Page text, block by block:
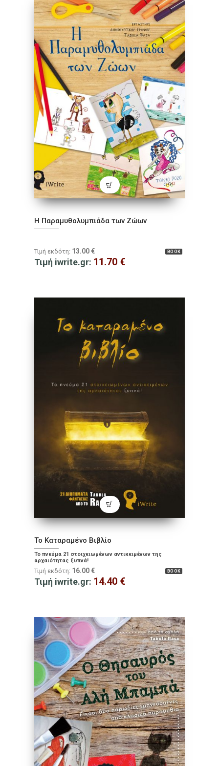
Η Παραμυθολυμπιάδα των Ζώων
BOOK
Τιμή εκδότη: 13.00 €
Τιμή iwrite.gr: 11.70 €
Το Καταραμένο Βιβλίο
Το πνεύμα 21 στοιχειωμένων αντικειμένων της
αρχαιότητας ξυπνά!
BOOK
Τιμή εκδότη: 16.00 €
Τιμή iwrite.gr: 14.40 €